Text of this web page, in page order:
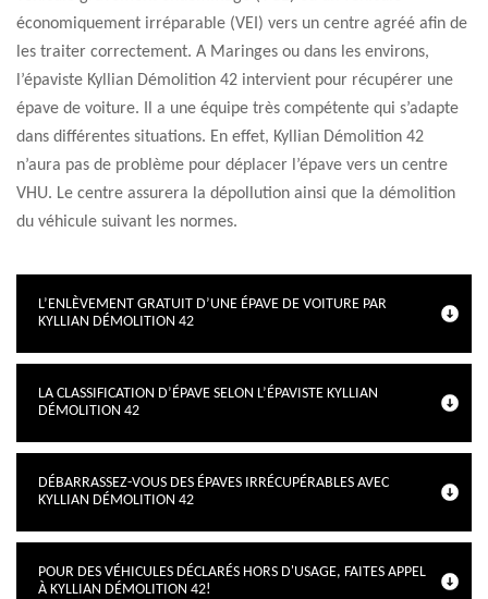
économiquement irréparable (VEI) vers un centre agréé afin de
les traiter correctement. A Maringes ou dans les environs,
l’épaviste Kyllian Démolition 42 intervient pour récupérer une
épave de voiture. Il a une équipe très compétente qui s’adapte
dans différentes situations. En effet, Kyllian Démolition 42
n’aura pas de problème pour déplacer l’épave vers un centre
VHU. Le centre assurera la dépollution ainsi que la démolition
du véhicule suivant les normes.
L’ENLÈVEMENT GRATUIT D’UNE ÉPAVE DE VOITURE PAR
KYLLIAN DÉMOLITION 42
LA CLASSIFICATION D’ÉPAVE SELON L’ÉPAVISTE KYLLIAN
DÉMOLITION 42
DÉBARRASSEZ-VOUS DES ÉPAVES IRRÉCUPÉRABLES AVEC
KYLLIAN DÉMOLITION 42
POUR DES VÉHICULES DÉCLARÉS HORS D'USAGE, FAITES APPEL
À KYLLIAN DÉMOLITION 42!